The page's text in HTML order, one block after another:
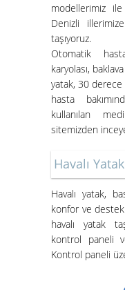
İzmir Konak Hasta
Kurulumları Devam
Hasta Karyolası ve
Nasıl Kurulur?
modellerimiz
Denizli
taşıyoruz.
Otomatik
karyolası,
yatak, 30 derece
hasta
kullanılan
sitemizden
Havalı Yatak
Havalı yatak,
konfor ve
havalı yatak
kontrol paneli
Kontrol paneli